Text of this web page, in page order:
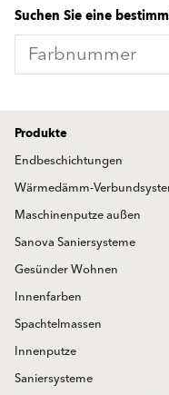
Suchen Sie eine
Produkte
Endbeschichtungen
Wärmedämm-
Maschinenputze außen
Sanova Saniersysteme
Gesünder Wohnen
Innenfarben
Spachtelmassen
Innenputze
Saniersysteme